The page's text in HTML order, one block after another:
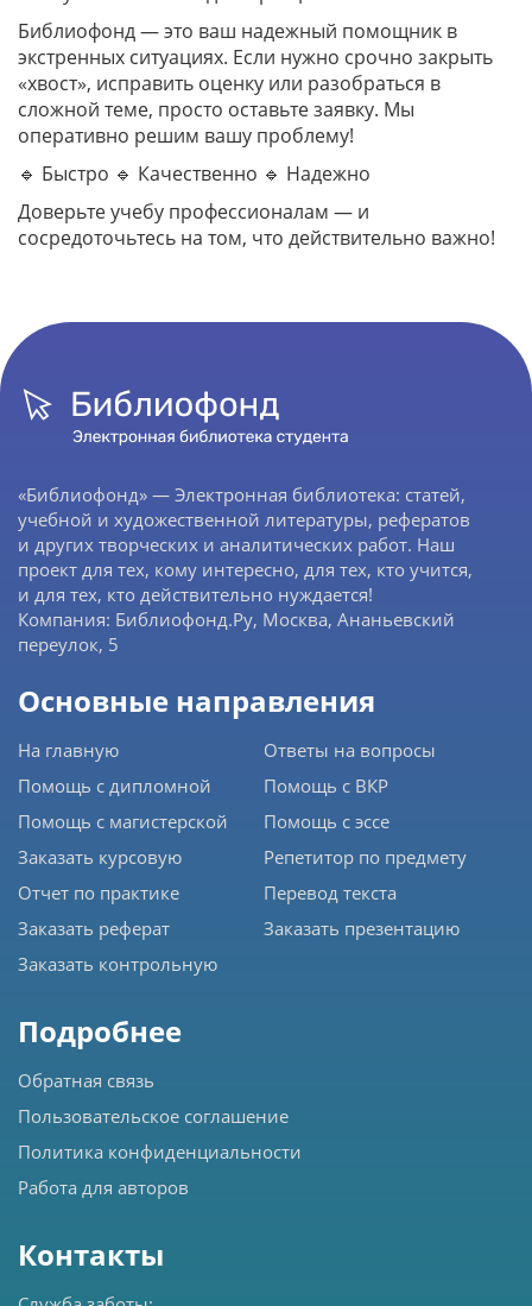
Библиофонд — это ваш надежный помощник в
экстренных ситуациях. Если нужно срочно закрыть
«хвост», исправить оценку или разобраться в
сложной теме, просто оставьте заявку. Мы
оперативно решим вашу проблему!
🔹 Быстро 🔹 Качественно 🔹 Надежно
Доверьте учебу профессионалам — и
сосредоточьтесь на том, что действительно важно!
«Библиофонд» — Электронная библиотека: статей,
учебной и художественной литературы, рефератов
и других творческих и аналитических работ. Наш
проект для тех, кому интересно, для тех, кто учится,
и для тех, кто действительно нуждается!
Компания: Библиофонд.Ру, Москва, Ананьевский
переулок, 5
Основные направления
На главную
Помощь с дипломной
Помощь с магистерской
Заказать курсовую
Отчет по практике
Заказать реферат
Заказать контрольную
Ответы на вопросы
Помощь с ВКР
Помощь с эссе
Репетитор по предмету
Перевод текста
Заказать презентацию
Подробнее
Обратная связь
Пользовательское соглашение
Политика конфиденциальности
Работа для авторов
Контакты